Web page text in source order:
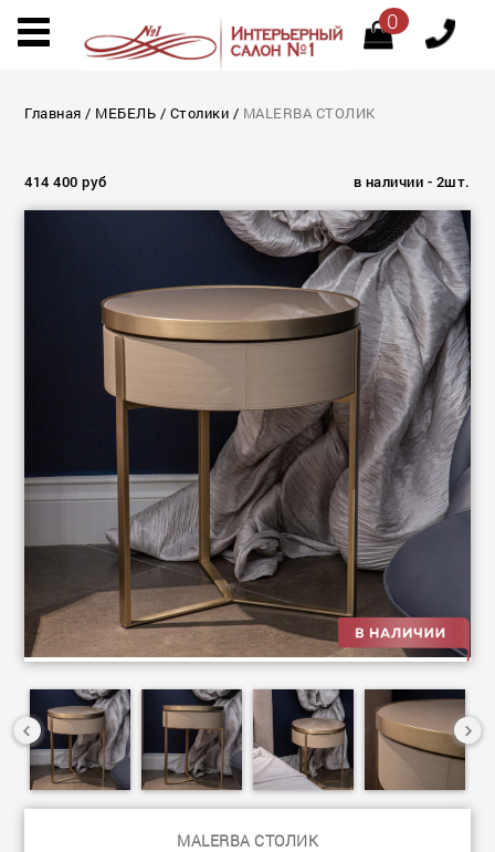
0
Главная / МЕБЕЛЬ / Столики / MALERBA СТОЛИК
414 400 руб в наличии - 2шт.
MALERBA СТОЛИК